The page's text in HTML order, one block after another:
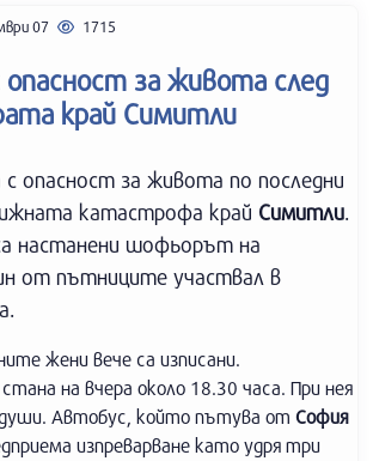
07 1715
за живота след
край Симитли
опасност за живота по последни
катастрофа край Симитли.
настанени шофьорът на
от пътниците участвал в
жени вече са изписани.
на вчера около 18.30 часа. При нея
Автобус, който пътува от София
изпреварване като удря три